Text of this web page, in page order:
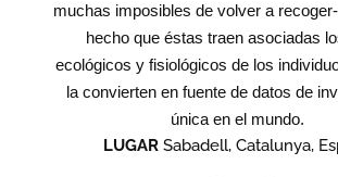
muchas imposibles de volver a
hecho que éstas traen asociadas
ecológicos y fisiológicos de los
la convierten en fuente de datos de
única en el mundo.
LUGARSabadell, Catalunya,